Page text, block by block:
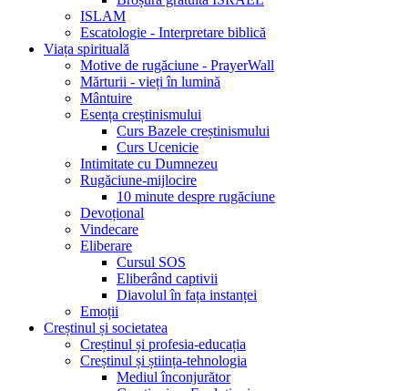
ISLAM
Escatologie - Interpretare biblică
Viața spirituală
Motive de rugăciune - PrayerWall
Mărturii - vieți în lumină
Mântuire
Esența creștinismului
Curs Bazele creștinismului
Curs Ucenicie
Intimitate cu Dumnezeu
Rugăciune-mijlocire
10 minute despre rugăciune
Devoțional
Vindecare
Eliberare
Cursul SOS
Eliberând captivii
Diavolul în fața instanței
Emoții
Creștinul și societatea
Creștinul și profesia-educația
Creștinul și știința-tehnologia
Mediul înconjurător